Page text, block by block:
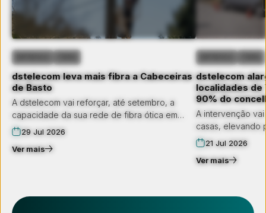
dstelecom leva mais fibra a Cabeceiras
de Basto
A dstelecom vai reforçar, até setembro, a
capacidade da sua rede de fibra ótica em
Cabeceiras de Basto. O município passará a
contar com a infraestrutura, pela primeira vez,
nas localidades de Gondiães e Vilar de
29 Jul 2026
Ver mais
dstelecom
localidades de
90% do
A intervenção
casas, elevando
famílias com
geração no
21 Jul 2026
Ver mais